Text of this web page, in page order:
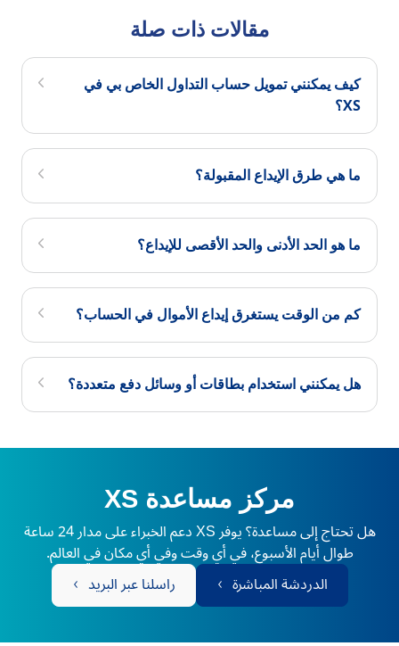
مقالات ذات صلة
كيف يمكنني تمويل حساب التداول الخاص بي في
XS؟
ما هي طرق الإيداع المقبولة؟
ما هو الحد الأدنى والحد الأقصى للإيداع؟
كم من الوقت يستغرق إيداع الأموال في الحساب؟
هل يمكنني استخدام بطاقات أو وسائل دفع متعددة؟
مركز مساعدة XS
هل تحتاج إلى مساعدة؟ يوفر XS دعم الخبراء على مدار 24 ساعة
طوال أيام الأسبوع، في أي وقت وفي أي مكان في العالم.
الدردشة المباشرة
راسلنا عبر البريد